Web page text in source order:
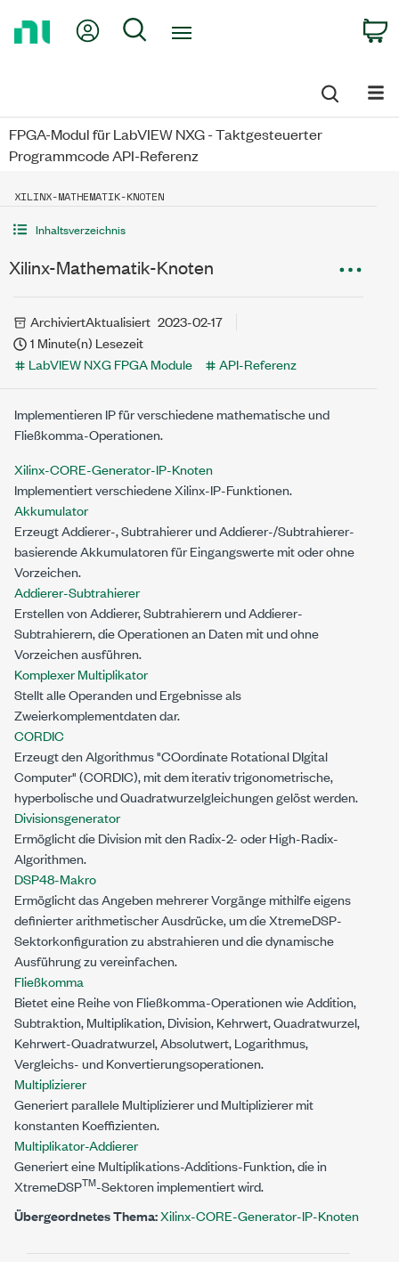
My Account
Search
FPGA-Modul für LabVIEW NXG - Taktgesteuerter
Programmcode API-Referenz
XILINX-MATHEMATIK-KNOTEN
Inhaltsverzeichnis
Xilinx-Mathematik-Knoten
ArchiviertAktualisiert 2023-02-17
1 Minute(n) Lesezeit
LabVIEW NXG FPGA Module
API-Referenz
Implementieren IP für verschiedene mathematische und
Fließkomma-Operationen.
Xilinx-CORE-Generator-IP-Knoten
Implementiert verschiedene Xilinx-IP-Funktionen.
Akkumulator
Erzeugt Addierer-, Subtrahierer und Addierer-/Subtrahierer-
basierende Akkumulatoren für Eingangswerte mit oder ohne
Vorzeichen.
Addierer-Subtrahierer
Erstellen von Addierer, Subtrahierern und Addierer-
Subtrahierern, die Operationen an Daten mit und ohne
Vorzeichen ausführen.
Komplexer Multiplikator
Stellt alle Operanden und Ergebnisse als
Zweierkomplementdaten dar.
CORDIC
Erzeugt den Algorithmus "COordinate Rotational DIgital
Computer" (CORDIC), mit dem iterativ trigonometrische,
hyperbolische und Quadratwurzelgleichungen gelöst werden.
Divisionsgenerator
Ermöglicht die Division mit den Radix-2- oder High-Radix-
Algorithmen.
DSP48-Makro
Ermöglicht das Angeben mehrerer Vorgänge mithilfe eigens
definierter arithmetischer Ausdrücke, um die XtremeDSP-
Sektorkonfiguration zu abstrahieren und die dynamische
Ausführung zu vereinfachen.
Fließkomma
Bietet eine Reihe von Fließkomma-Operationen wie Addition,
Subtraktion, Multiplikation, Division, Kehrwert, Quadratwurzel,
Kehrwert-Quadratwurzel, Absolutwert, Logarithmus,
Vergleichs- und Konvertierungsoperationen.
Multiplizierer
Generiert parallele Multiplizierer und Multiplizierer mit
konstanten Koeffizienten.
Multiplikator-Addierer
Generiert eine Multiplikations-Additions-Funktion, die in
XtremeDSPTM-Sektoren implementiert wird.
Übergeordnetes Thema:Xilinx-CORE-Generator-IP-Knoten